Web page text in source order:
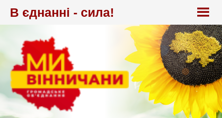
В єднанні - сила!